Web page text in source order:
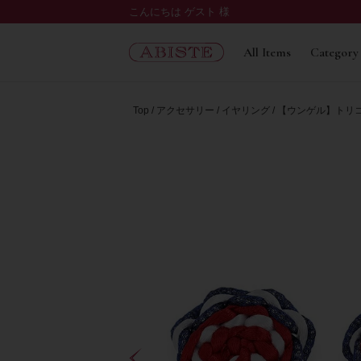
こんにちは ゲスト 様
All Items Category
Top アクセサリー イヤリング 【ウンゲル】トリ